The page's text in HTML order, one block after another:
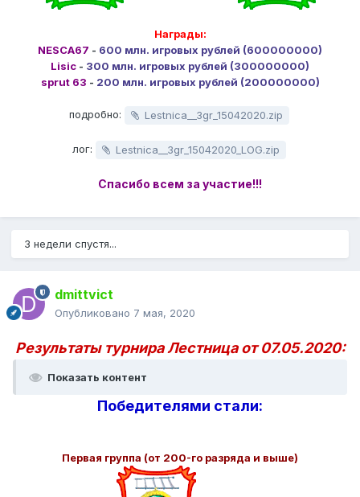
Награды:
NESCA67 - 600 млн. игровых рублей (600000000)
Lisic - 300 млн. игровых рублей (300000000)
sprut 63 - 200 млн. игровых рублей (200000000)
подробно: Lestnica__3gr_15042020.zip
лог: Lestnica__3gr_15042020_LOG.zip
Спасибо всем за участие!!!
3 недели спустя...
dmittvict
Опубликовано 7 мая, 2020
Результаты турнира Лестница от 07.05.2020:
Показать контент
Победителями стали:
Первая группа (от 200-го разряда и выше)